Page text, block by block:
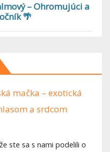
– Ohromujúci a
🌴
mačka – exotická
a srdcom
ste sa s nami podelili o